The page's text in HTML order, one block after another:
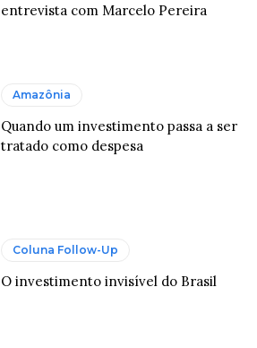
entrevista com Marcelo Pereira
Amazônia
Quando um investimento passa a ser
tratado como despesa
Coluna Follow-Up
O investimento invisível do Brasil